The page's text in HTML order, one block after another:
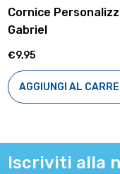
Cornice
Gabriel
€9,95
AGGIUNGI AL
Iscriviti alla